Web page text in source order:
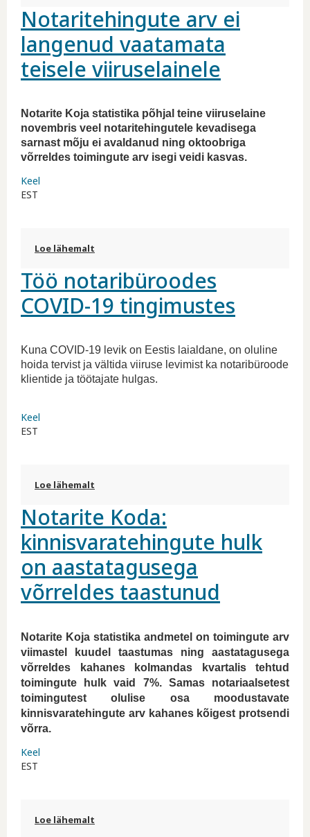
marginaalne kohta
Notaritehingute arv ei
langenud vaatamata
teisele viiruselainele
Notarite Koja statistika põhjal teine viiruselaine
novembris veel notaritehingutele kevadisega
sarnast mõju ei avaldanud ning oktoobriga
võrreldes toimingute arv isegi veidi kasvas.
Keel
EST
Loe lähemalt
Töö notaribüroodes
COVID-19 tingimustes
Kuna COVID-19 levik on Eestis laialdane, on oluline
hoida tervist ja vältida viiruse levimist ka notaribüroode
klientide ja töötajate hulgas.
Keel
EST
Loe lähemalt
Notarite Koda:
kinnisvaratehingute hulk
on aastatagusega
võrreldes taastunud
Notarite Koja statistika andmetel on toimingute arv
viimastel kuudel taastumas ning aastatagusega
võrreldes kahanes kolmandas kvartalis tehtud
toimingute hulk vaid 7%. Samas notariaalsetest
toimingutest olulise osa moodustavate
kinnisvaratehingute arv kahanes kõigest protsendi
võrra.
Keel
EST
Loe lähemalt